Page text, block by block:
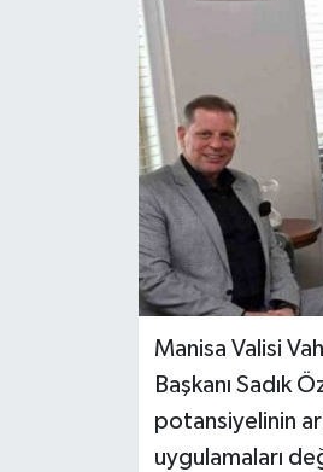
Manisa Valisi
Başkanı Sadık
potansiyelinin
uygulamaları